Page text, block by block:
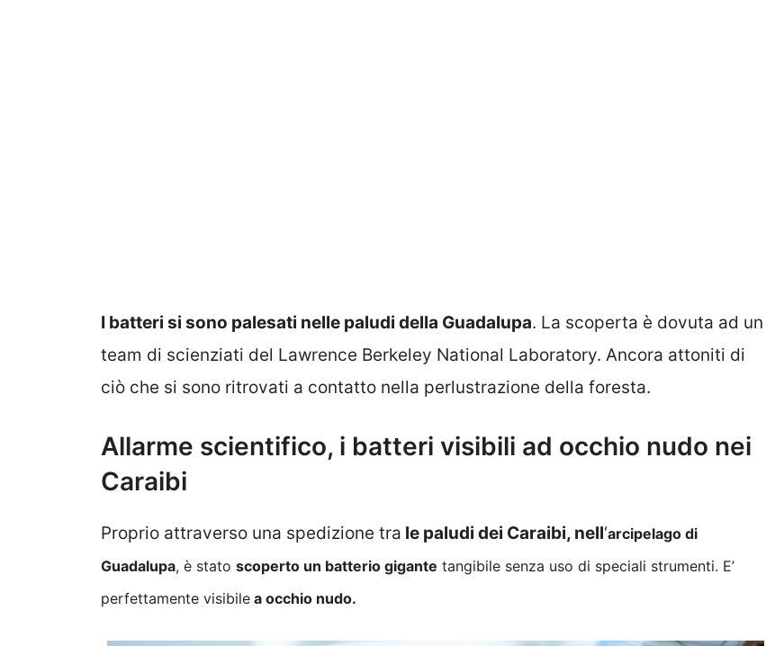
I batteri si sono palesati nelle paludi della Guadalupa. La scoperta è dovuta ad un
team di scienziati del Lawrence Berkeley National Laboratory. Ancora attoniti di
ciò che si sono ritrovati a contatto nella perlustrazione della foresta.
Allarme scientifico, i batteri visibili ad occhio nudo nei
Caraibi
Proprio attraverso una spedizione tra le paludi dei Caraibi, nell‘arcipelago di
Guadalupa, è stato scoperto un batterio gigante tangibile senza uso di speciali strumenti. E’
perfettamente visibile a occhio nudo.